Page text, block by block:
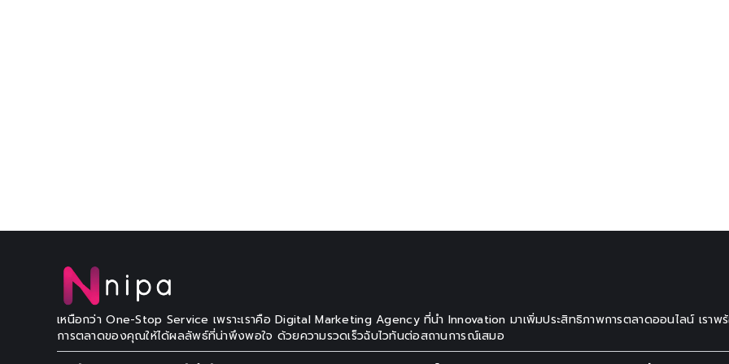
เหนือกว่า One-Stop Service เพราะเราคือ Digital Marketing Agency ที่นำ Innovation มาเพิ่มประสิทธิภาพการตลาดออนไลน์ เรา
การตลาดของคุณให้ได้ผลลัพธ์ที่น่าพึงพอใจ ด้วยความรวดเร็วฉับไวทันต่อสถานการณ์เสมอ